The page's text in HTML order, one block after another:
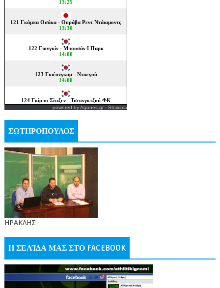
powered byAgones.gr- Stoixima
ΣΩΤΗΡΟΠΟΥΛΟΣ
ΗΡΑΚΛΗΣ
Η ΣΕΛΊΔΑ ΜΑΣ ΣΤΟ FACEBOOK